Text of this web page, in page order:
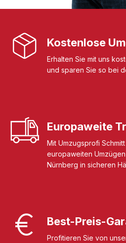
Kostenlose
Erhalten Sie mit uns
und sparen Sie so bei
Europaweite
Mit Umzugsprofi
europaweiten
Nürnberg in sicheren
Best-Preis-
Profitieren Sie von